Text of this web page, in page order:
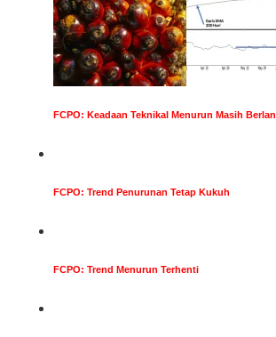
FCPO: Keadaan Teknikal Menurun Masih
FCPO: Trend Penurunan Tetap Kukuh
FCPO: Trend Menurun Terhenti